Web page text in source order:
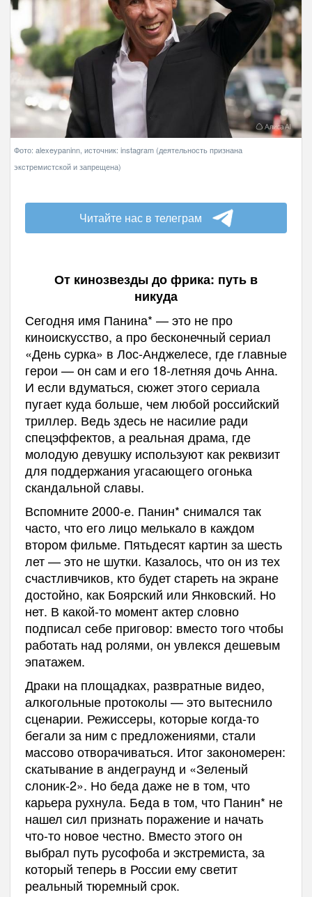
Фото: alexeypaninn, источник: instagram (деятельность признана
экстремистской и запрещена)
Читайте нас в телеграм
От кинозвезды до фрика: путь в
никуда
Сегодня имя Панина* — это не про
киноискусство, а про бесконечный сериал
«День сурка» в Лос-Анджелесе, где главные
герои — он сам и его 18-летняя дочь Анна.
И если вдуматься, сюжет этого сериала
пугает куда больше, чем любой российский
триллер. Ведь здесь не насилие ради
спецэффектов, а реальная драма, где
молодую девушку используют как реквизит
для поддержания угасающего огонька
скандальной славы.
Вспомните 2000-е. Панин* снимался так
часто, что его лицо мелькало в каждом
втором фильме. Пятьдесят картин за шесть
лет — это не шутки. Казалось, что он из тех
счастливчиков, кто будет стареть на экране
достойно, как Боярский или Янковский. Но
нет. В какой-то момент актер словно
подписал себе приговор: вместо того чтобы
работать над ролями, он увлекся дешевым
эпатажем.
Драки на площадках, развратные видео,
алкогольные протоколы — это вытеснило
сценарии. Режиссеры, которые когда-то
бегали за ним с предложениями, стали
массово отворачиваться. Итог закономерен:
скатывание в андеграунд и «Зеленый
слоник-2». Но беда даже не в том, что
карьера рухнула. Беда в том, что Панин* не
нашел сил признать поражение и начать
что-то новое честно. Вместо этого он
выбрал путь русофоба и экстремиста, за
который теперь в России ему светит
реальный тюремный срок.